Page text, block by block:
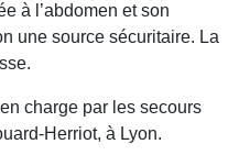
à l’abdomen et son
une source sécuritaire. La
charge par les secours
Herriot, à Lyon.